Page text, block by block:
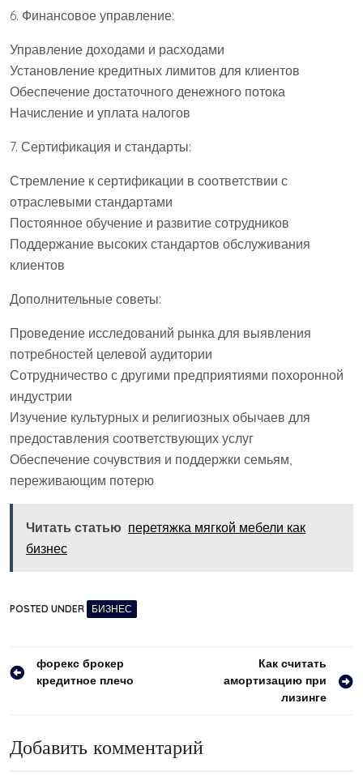
6. Финансовое управление:
Управление доходами и расходами
Установление кредитных лимитов для клиентов
Обеспечение достаточного денежного потока
Начисление и уплата налогов
7. Сертификация и стандарты:
Стремление к сертификации в соответствии с
отраслевыми стандартами
Постоянное обучение и развитие сотрудников
Поддержание высоких стандартов обслуживания
клиентов
Дополнительные советы:
Проведение исследований рынка для выявления
потребностей целевой аудитории
Сотрудничество с другими предприятиями похоронной
индустрии
Изучение культурных и религиозных обычаев для
предоставления соответствующих услуг
Обеспечение сочувствия и поддержки семьям,
переживающим потерю
Читать статью перетяжка мягкой мебели как
бизнес
POSTED UNDER БИЗНЕС
Навигация
форекс брокер
кредитное плечо
Как считать
амортизацию при
лизинге
Добавить комментарий